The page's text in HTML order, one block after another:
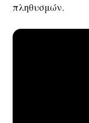
πληθυσμών.